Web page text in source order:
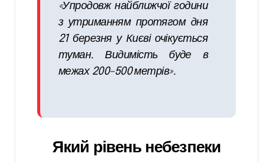
«Упродовж найближчої години
з утриманням протягом дня
21 березня у Києві очікується
туман. Видимість буде в
межах 200–500 метрів».
Який рівень небезпеки